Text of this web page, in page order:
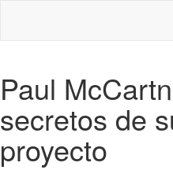
Paul
secretos de
proyecto